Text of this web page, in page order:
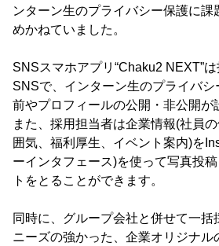
ンターン生のプライバシー保護に
めかねていました。
SNSスマホアプリ“Chaku2 NEXT”
SNSで、インターン生のプライバシ
前やプロフィールの公開・非公開が
また、採用担当者は企業情報(社員
囲気、福利厚生、イベント案内)を
ーインタフェース)を使って写真投
トをとることができます。
同時に、グループ会社と併せて一括
ニーズの強かった、企業オリジナル